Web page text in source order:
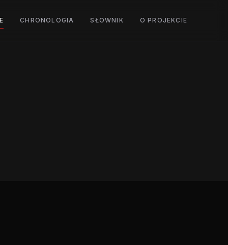
CHRONOLOGIA SŁOWNIK O PROJEKCIE